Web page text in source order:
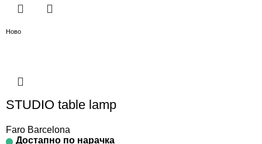
Ново
STUDIO table lamp
Faro Barcelona
Достапно по нарачка